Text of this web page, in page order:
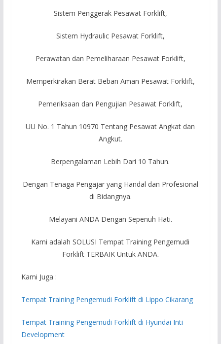
Sistem Penggerak Pesawat Forklift,
Sistem Hydraulic Pesawat Forklift,
Perawatan dan Pemeliharaan Pesawat Forklift,
Memperkirakan Berat Beban Aman Pesawat Forklift,
Pemeriksaan dan Pengujian Pesawat Forklift,
UU No. 1 Tahun 10970 Tentang Pesawat Angkat dan
Angkut.
Berpengalaman Lebih Dari 10 Tahun.
Dengan Tenaga Pengajar yang Handal dan Profesional
di Bidangnya.
Melayani ANDA Dengan Sepenuh Hati.
Kami adalah SOLUSI Tempat Training Pengemudi
Forklift TERBAIK Untuk ANDA.
Kami Juga :
Tempat Training Pengemudi Forklift di Lippo Cikarang
Tempat Training Pengemudi Forklift di Hyundai Inti
Development